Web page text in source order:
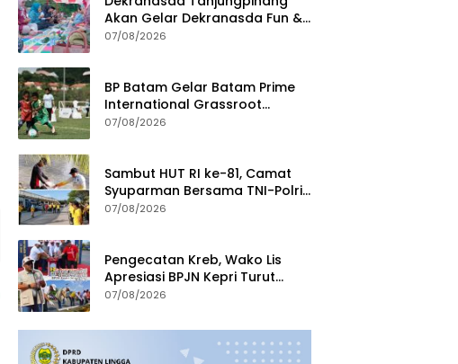
Akan Gelar Dekranasda Fun &
Run 2026 di Kawasan Gedung
07/08/2026
BP Batam Gelar Batam Prime
International Grassroot
Football Festival 2026
07/08/2026
Sambut HUT RI ke-81, Camat
Syuparman Bersama TNI-Polri
dan Instansi Goro di Pantai
07/08/2026
Pengecatan Kreb, Wako Lis
Apresiasi BPJN Kepri Turut
Jaga Kebersihan dan
07/08/2026